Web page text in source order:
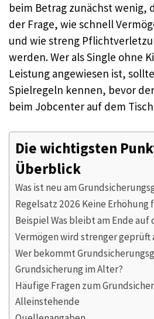
beim Betrag zunächst wenig,
der Frage, wie schnell
und wie streng
werden. Wer als Single ohne
Leistung angewiesen ist,
Spielregeln kennen, bevor
beim Jobcenter auf dem
Die wichtigsten
Überblick
Was ist neu am
Regelsatz 2026 Keine
Beispiel Was bleibt am Ende auf
Vermögen wird strenger geprüft
Wer bekommt
Grundsicherung im Alter?
Häufige Fragen zum
Alleinstehende